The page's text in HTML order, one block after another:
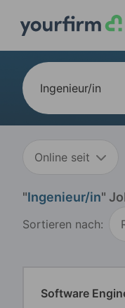
Online seit
"Ingenieur/in"
Sortieren nach:
Software